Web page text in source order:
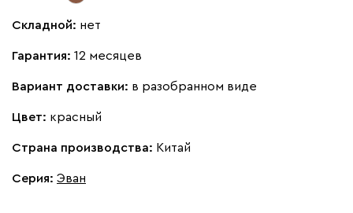
Складной: нет
Гарантия: 12 месяцев
Вариант доставки: в разобранном виде
Цвет: красный
Страна производства: Китай
Серия: Эван